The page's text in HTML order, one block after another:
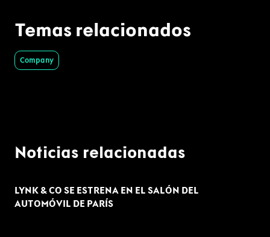
Temas relacionados
Company
Noticias relacionadas
LYNK & CO SE ESTRENA EN EL SALÓN DEL
AUTOMÓVIL DE PARÍS